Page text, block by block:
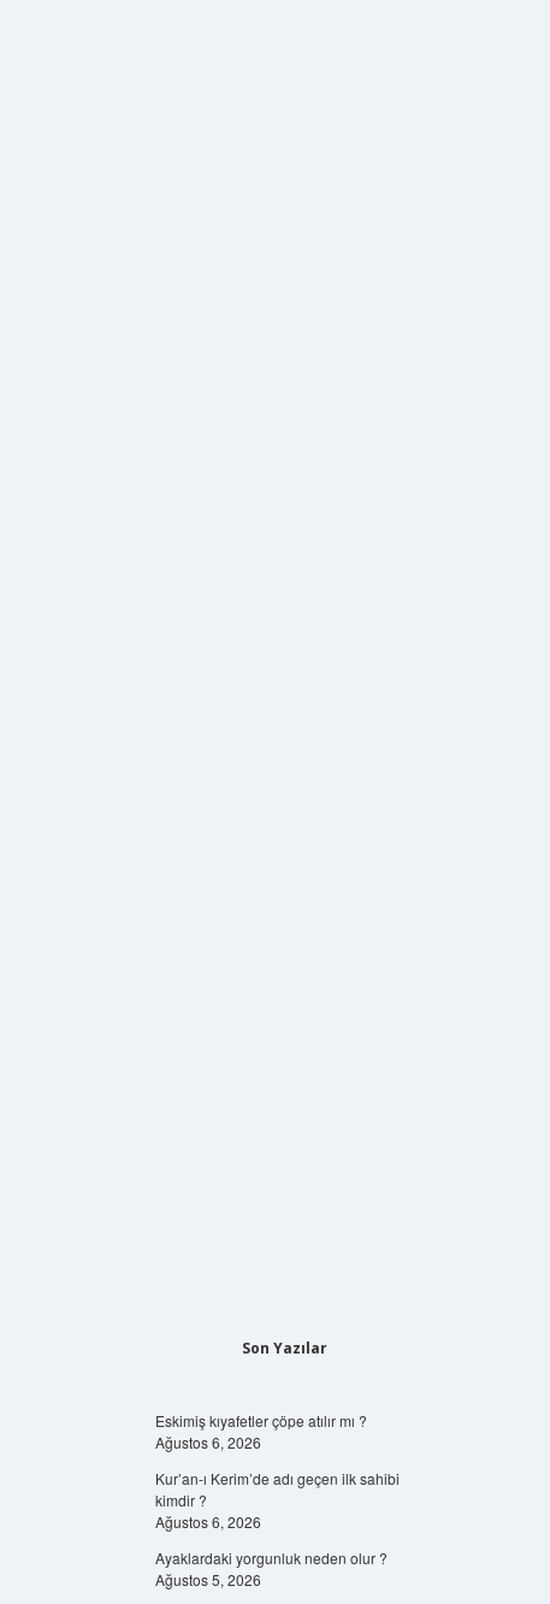
Son Yazılar
Eskimiş kıyafetler çöpe atılır mı ?
Ağustos 6, 2026
Kur’an-ı Kerim’de adı geçen ilk sahibi
kimdir ?
Ağustos 6, 2026
Ayaklardaki yorgunluk neden olur ?
Ağustos 5, 2026